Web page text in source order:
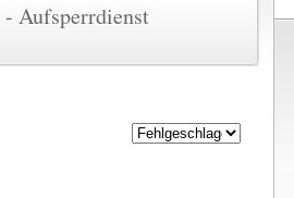
Aufsperrdienst